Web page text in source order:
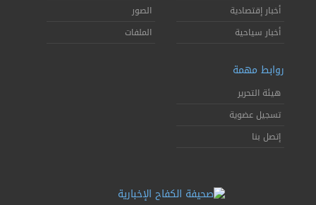
أخبار إقتصادية
أخبار سياحية
الصور
الملفات
روابط مهمة
هيئة التحرير
تسجيل عضوية
إتصل بنا